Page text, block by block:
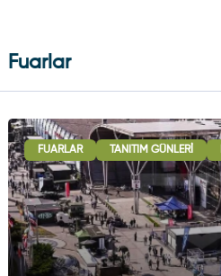
Fuarlar
FUARLAR TANITIM GÜNLERI